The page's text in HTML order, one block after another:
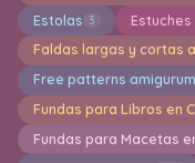
Estolas 3
Faldas largas y cortas
Free patterns
Fundas para Libros en
Fundas para Macetas